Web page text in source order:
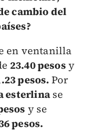
cambio del
en ventanilla
23.40 pesos y
pesos. Por
esterlinase
y se
pesos.